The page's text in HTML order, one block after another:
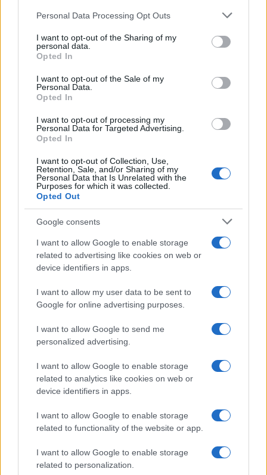
Please note that this website/app uses one or more Google
not limited to your visit or usage behaviour. You may click to
grant or deny consent to Google and its third-party tags to
use your data for below specified purposes in below Google
consent section.
Personal Data Processing Opt Outs
I want to opt-out of the Sharing of my
personal data.
Opted In
I want to opt-out of the Sale of my
Personal Data.
Opted In
I want to opt-out of processing my
Personal Data for Targeted Advertising.
Opted In
I want to opt-out of Collection, Use,
Retention, Sale, and/or Sharing of my
Personal Data that Is Unrelated with the
Purposes for which it was collected.
Opted Out
Google consents
I want to allow Google to enable storage
related to advertising like cookies on web or
device identifiers in apps.
I want to allow my user data to be sent to
Google for online advertising purposes.
I want to allow Google to send me
personalized advertising.
I want to allow Google to enable storage
related to analytics like cookies on web or
device identifiers in apps.
I want to allow Google to enable storage
related to functionality of the website or app.
I want to allow Google to enable storage
related to personalization.
Többször felderítették az újságíró
otthonát
Az ügyészség szerint Badea és Andrei öt
különböző napon összesen nyolcszor
figyelték meg Zeraati lakóhelyét, és
kifejezetten a támadás végrehajtása
érdekében utaztak az Egyesült Királyságba. A
nyomozás szerint a merényletet több mint
egy éven keresztül készítették elő.
Áldozati nyilatkozatában Zeraati azt közölte
a londoni rendőrséggel, hogy a támadás óta
állandó félelemben él, és a megtorlástól
tartva külföldre költözött.
Az újságíró az Iran International perzsa nyelvű
televíziós csatornán dolgozott, amely
rendszeresen bírálja az iráni vezetést. A
bíróságon elhangzott, hogy Teherán a
csatornát terrorista szervezetnek
minősítette, munkatársait pedig korábban is
többször érték fenyegetések.
„Eldobható ügynököket” toboroz Irán
a közösségi médiában európai
merényletekre